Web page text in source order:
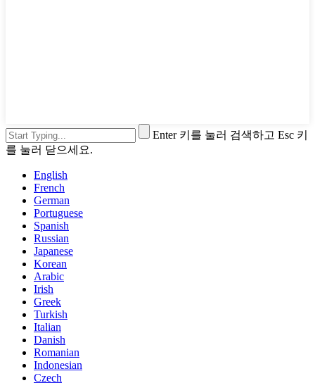
Enter 키를 눌러 검색하고 Esc 키
를 눌러 닫으세요.
English
French
German
Portuguese
Spanish
Russian
Japanese
Korean
Arabic
Irish
Greek
Turkish
Italian
Danish
Romanian
Indonesian
Czech